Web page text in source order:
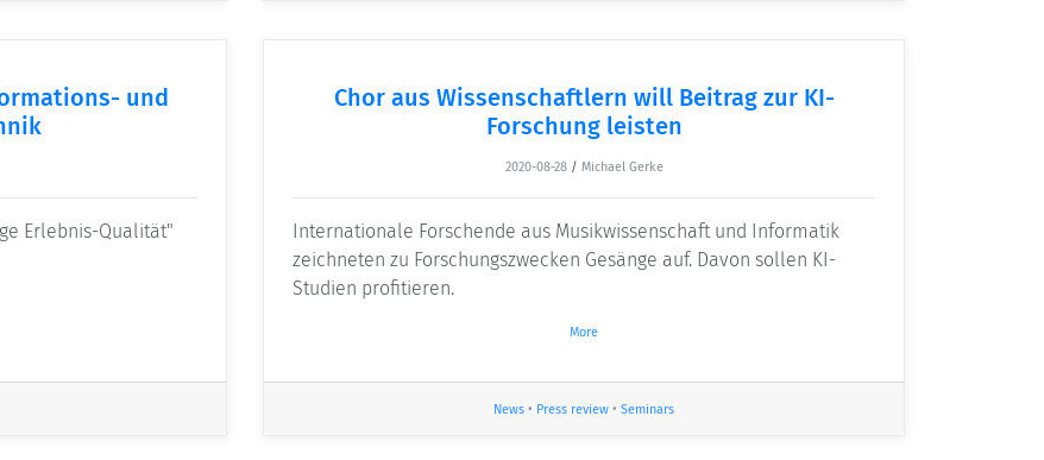
und
Erlebnis-Qualität"
Chor aus Wissenschaftlern will Beitrag zur KI-
Forschung leisten
2020-08-28 / Michael Gerke
Internationale Forschende aus Musikwissenschaft und Informatik
zeichneten zu Forschungszwecken Gesänge auf. Davon sollen KI-
Studien profitieren.
More
News • Press review • Seminars